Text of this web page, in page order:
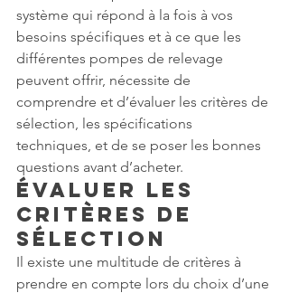
système qui répond à la fois à vos
besoins spécifiques et à ce que les
différentes pompes de relevage
peuvent offrir, nécessite de
comprendre et d’évaluer les critères de
sélection, les spécifications
techniques, et de se poser les bonnes
questions avant d’acheter.
Évaluer les
Critères de
Sélection
Il existe une multitude de critères à
prendre en compte lors du choix d’une